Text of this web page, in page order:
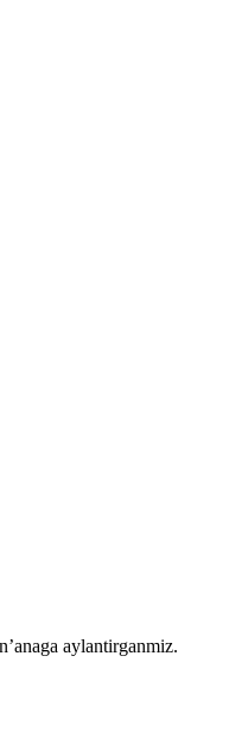
aylantirganmiz.